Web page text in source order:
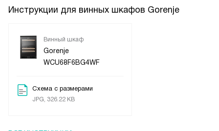
Инструкции для винных шкафов Gorenje
Винный шкаф
Gorenje
WCU68F6BG4WF
Схема с размерами
JPG, 326.22 KB